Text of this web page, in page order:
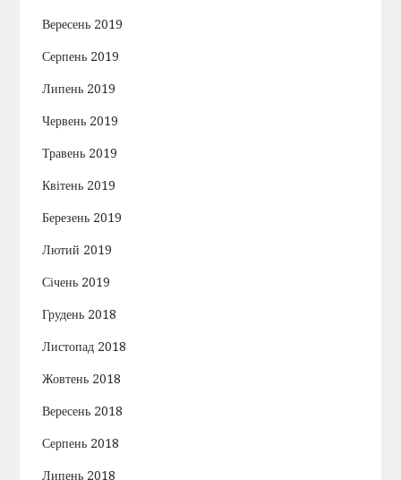
Вересень 2019
Серпень 2019
Липень 2019
Червень 2019
Травень 2019
Квітень 2019
Березень 2019
Лютий 2019
Січень 2019
Грудень 2018
Листопад 2018
Жовтень 2018
Вересень 2018
Серпень 2018
Липень 2018